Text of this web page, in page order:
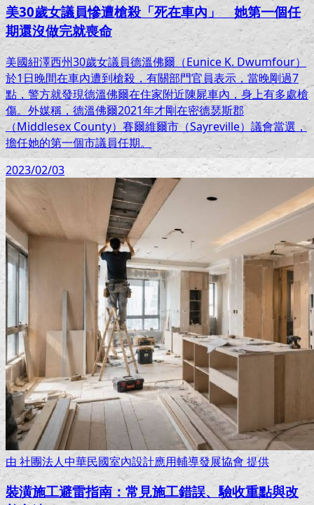
美30歲女議員慘遭槍殺「死在車內」 她第一個任
期還沒做完就喪命
美國紐澤西州30歲女議員德溫佛爾（Eunice K. Dwumfour）
於1日晚間在車內遭到槍殺，有關部門官員表示，當晚剛過7
點，警方就發現德溫佛爾在住家附近陳屍車內，身上有多處槍
傷。外媒稱，德溫佛爾2021年才剛在密德瑟斯郡
（Middlesex County）賽爾維爾市（Sayreville）議會當選，
擔任她的第一個市議員任期。
2023/02/03
由 社團法人中華民國室內設計應用輔導發展協會提供
裝潢施工避雷指南：常見施工錯誤、驗收重點與改